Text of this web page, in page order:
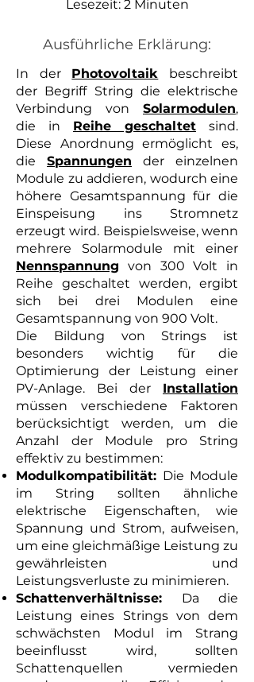
Lesezeit: 2 Minuten
Ausführliche Erklärung:
In der Photovoltaik beschreibt
der Begriff String die elektrische
Verbindung von Solarmodulen,
die in Reihe geschaltet sind.
Diese Anordnung ermöglicht es,
die Spannungen der einzelnen
Module zu addieren, wodurch eine
höhere Gesamtspannung für die
Einspeisung ins Stromnetz
erzeugt wird. Beispielsweise, wenn
mehrere Solarmodule mit einer
Nennspannung von 300 Volt in
Reihe geschaltet werden, ergibt
sich bei drei Modulen eine
Gesamtspannung von 900 Volt.
Die Bildung von Strings ist
besonders wichtig für die
Optimierung der Leistung einer
PV-Anlage. Bei der Installation
müssen verschiedene Faktoren
berücksichtigt werden, um die
Anzahl der Module pro String
effektiv zu bestimmen:
Modulkompatibilität: Die Module
im String sollten ähnliche
elektrische Eigenschaften, wie
Spannung und Strom, aufweisen,
um eine gleichmäßige Leistung zu
gewährleisten und
Leistungsverluste zu minimieren.
Schattenverhältnisse: Da die
Leistung eines Strings von dem
schwächsten Modul im Strang
beeinflusst wird, sollten
Schattenquellen vermieden